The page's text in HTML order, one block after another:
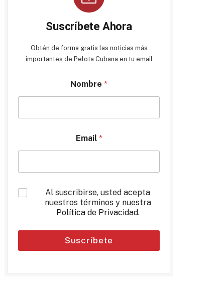
Suscríbete Ahora
Obtén de forma gratis las noticias más
importantes de Pelota Cubana en tu email
Nombre *
Email *
*
Al suscribirse, usted acepta
nuestros términos y nuestra
Política de Privacidad.
Suscríbete